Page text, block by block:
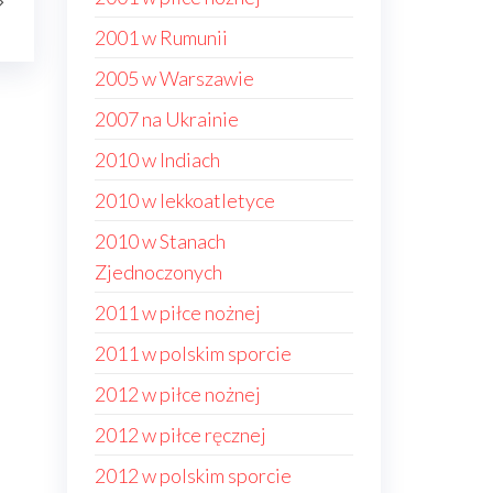
2001 w Rumunii
2005 w Warszawie
2007 na Ukrainie
2010 w Indiach
2010 w lekkoatletyce
2010 w Stanach
Zjednoczonych
2011 w piłce nożnej
2011 w polskim sporcie
2012 w piłce nożnej
2012 w piłce ręcznej
2012 w polskim sporcie